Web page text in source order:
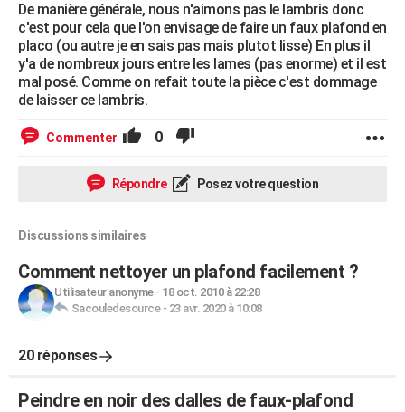
De manière générale, nous n'aimons pas le lambris donc
c'est pour cela que l'on envisage de faire un faux plafond en
placo (ou autre je en sais pas mais plutot lisse) En plus il
y'a de nombreux jours entre les lames (pas enorme) et il est
mal posé. Comme on refait toute la pièce c'est dommage
de laisser ce lambris.
Commenter 0
Répondre Posez votre question
Discussions similaires
Comment nettoyer un plafond facilement ?
Utilisateur anonyme- 18 oct. 2010 à 22:28
Sacouledesource- 23 avr. 2020 à 10:08
20 réponses
Peindre en noir des dalles de faux-plafond